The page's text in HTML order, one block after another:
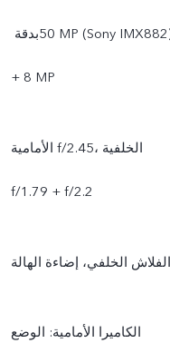
بدقة ‏‎50 MP‏ (Sony IMX882)
+ ‏‎8 MP
الأمامية f/2.45، الخلفية
f/1.79‏ + f/2.2
الفلاش الخلفي، إضاءة الهالة
الكاميرا الأمامية: الوضع